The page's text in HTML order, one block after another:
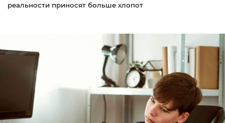
реальности приносят больше хлопот